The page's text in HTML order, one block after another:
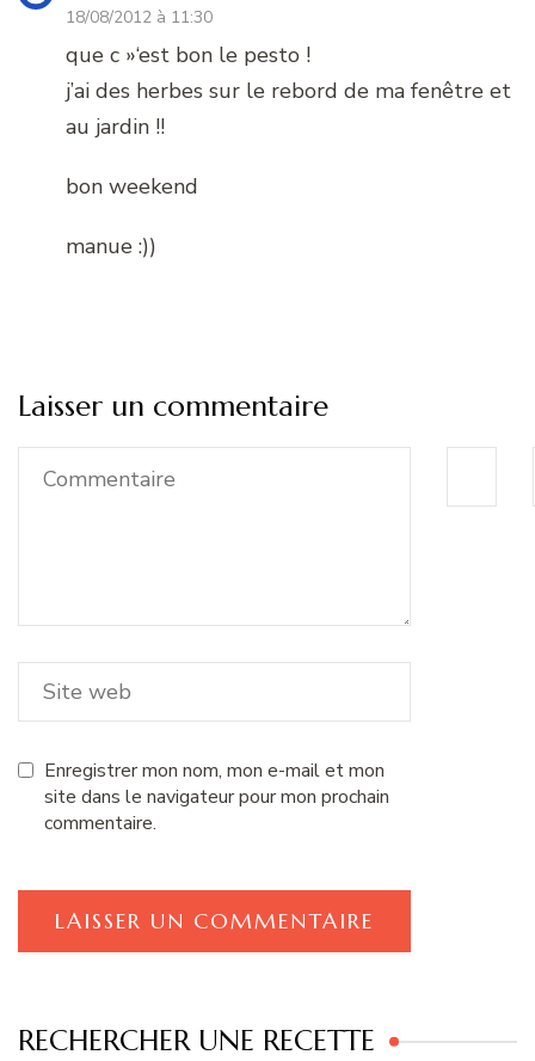
18/08/2012 à 11:30
que c »‘est bon le pesto !
j’ai des herbes sur le rebord de ma fenêtre et
au jardin !!
bon weekend
manue :))
Laisser un commentaire
Enregistrer mon nom, mon e-mail et mon
site dans le navigateur pour mon prochain
commentaire.
RECHERCHER UNE RECETTE